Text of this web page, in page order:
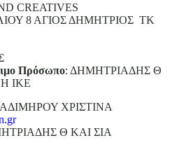
CREATIVES
8 ΑΓΙΟΣ ΔΗΜΗΤΡΙΟΣ ΤΚ
Πρόσωπο: ΔΗΜΗΤΡΙΑΔΗΣ Θ
ΙΚΕ
ΧΡΙΣΤΙΝΑ
Θ ΚΑΙ ΣΙΑ